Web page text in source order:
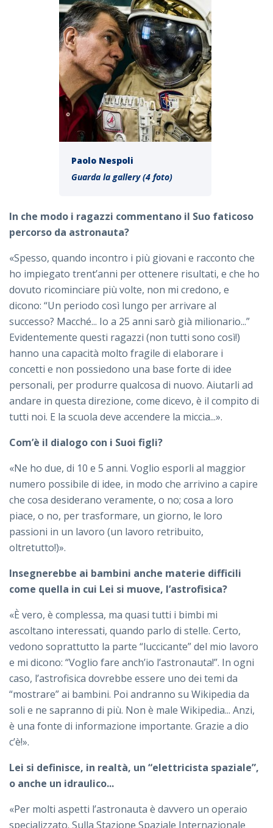
Paolo Nespoli
Guarda la gallery (4 foto)
In che modo i ragazzi commentano il Suo faticoso
percorso da astronauta?
«Spesso, quando incontro i più giovani e racconto che
ho impiegato trent’anni per ottenere risultati, e che ho
dovuto ricominciare più volte, non mi credono, e
dicono: “Un periodo così lungo per arrivare al
successo? Macché... Io a 25 anni sarò già milionario...”
Evidentemente questi ragazzi (non tutti sono così!)
hanno una capacità molto fragile di elaborare i
concetti e non possiedono una base forte di idee
personali, per produrre qualcosa di nuovo. Aiutarli ad
andare in questa direzione, come dicevo, è il compito di
tutti noi. E la scuola deve accendere la miccia...».
Com’è il dialogo con i Suoi figli?
«Ne ho due, di 10 e 5 anni. Voglio esporli al maggior
numero possibile di idee, in modo che arrivino a capire
che cosa desiderano veramente, o no; cosa a loro
piace, o no, per trasformare, un giorno, le loro
passioni in un lavoro (un lavoro retribuito,
oltretutto!)».
Insegnerebbe ai bambini anche materie difficili
come quella in cui Lei si muove, l’astrofisica?
«È vero, è complessa, ma quasi tutti i bimbi mi
ascoltano interessati, quando parlo di stelle. Certo,
vedono soprattutto la parte “luccicante” del mio lavoro
e mi dicono: “Voglio fare anch’io l’astronauta!”. In ogni
caso, l’astrofisica dovrebbe essere uno dei temi da
“mostrare” ai bambini. Poi andranno su Wikipedia da
soli e ne sapranno di più. Non è male Wikipedia... Anzi,
è una fonte di informazione importante. Grazie a dio
c’è!».
Lei si definisce, in realtà, un “elettricista spaziale”,
o anche un idraulico...
«Per molti aspetti l’astronauta è davvero un operaio
specializzato. Sulla Stazione Spaziale Internazionale